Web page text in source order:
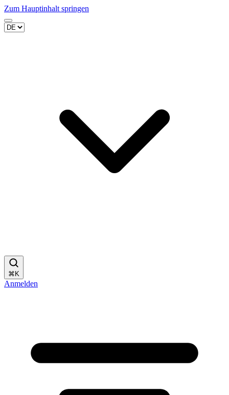
Zum Hauptinhalt springen
⌘ K
Anmelden